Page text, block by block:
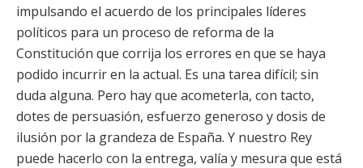
impulsando el acuerdo de los principales líderes
políticos para un proceso de reforma de la
Constitución que corrija los errores en que se haya
podido incurrir en la actual. Es una tarea difícil; sin
duda alguna. Pero hay que acometerla, con tacto,
dotes de persuasión, esfuerzo generoso y dosis de
ilusión por la grandeza de España. Y nuestro Rey
puede hacerlo con la entrega, valía y mesura que está